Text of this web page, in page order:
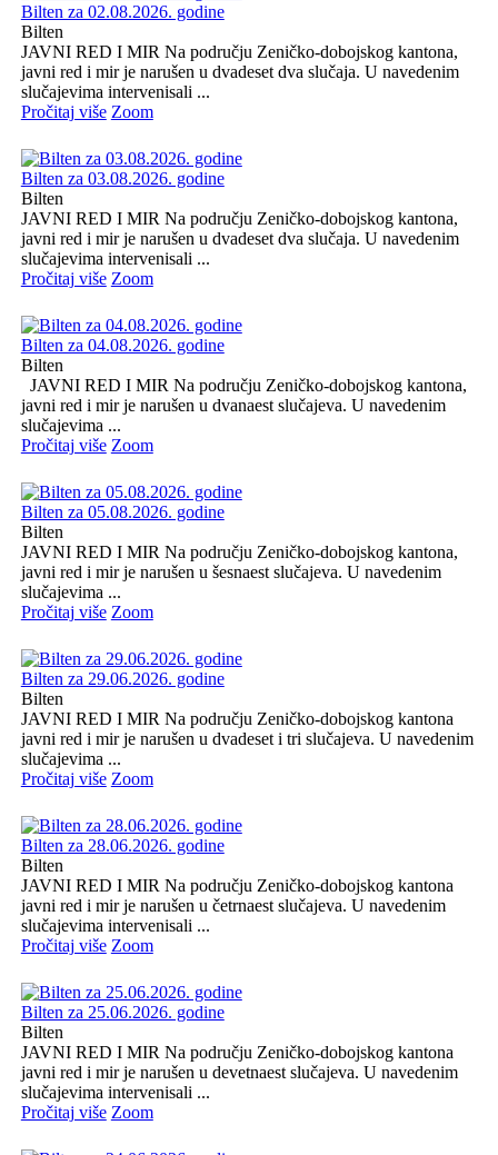
Bilten za 02.08.2026. godine
Bilten
JAVNI RED I MIR Na području Zeničko-dobojskog kantona,
javni red i mir je narušen u dvadeset dva slučaja. U navedenim
slučajevima intervenisali ...
Pročitaj više Zoom
Bilten za 03.08.2026. godine
Bilten
JAVNI RED I MIR Na području Zeničko-dobojskog kantona,
javni red i mir je narušen u dvadeset dva slučaja. U navedenim
slučajevima intervenisali ...
Pročitaj više Zoom
Bilten za 04.08.2026. godine
Bilten
JAVNI RED I MIR Na području Zeničko-dobojskog kantona,
javni red i mir je narušen u dvanaest slučajeva. U navedenim
slučajevima ...
Pročitaj više Zoom
Bilten za 05.08.2026. godine
Bilten
JAVNI RED I MIR Na području Zeničko-dobojskog kantona,
javni red i mir je narušen u šesnaest slučajeva. U navedenim
slučajevima ...
Pročitaj više Zoom
Bilten za 29.06.2026. godine
Bilten
JAVNI RED I MIR Na području Zeničko-dobojskog kantona
javni red i mir je narušen u dvadeset i tri slučajeva. U navedenim
slučajevima ...
Pročitaj više Zoom
Bilten za 28.06.2026. godine
Bilten
JAVNI RED I MIR Na području Zeničko-dobojskog kantona
javni red i mir je narušen u četrnaest slučajeva. U navedenim
slučajevima intervenisali ...
Pročitaj više Zoom
Bilten za 25.06.2026. godine
Bilten
JAVNI RED I MIR Na području Zeničko-dobojskog kantona
javni red i mir je narušen u devetnaest slučajeva. U navedenim
slučajevima intervenisali ...
Pročitaj više Zoom